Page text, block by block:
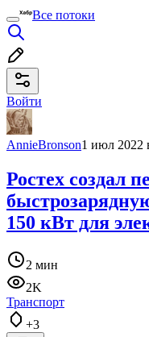
Все потоки
Войти
AnnieBronson1 июл 2022
Ростех создал
150 кВт для
2 мин
2K
Транспорт
+3